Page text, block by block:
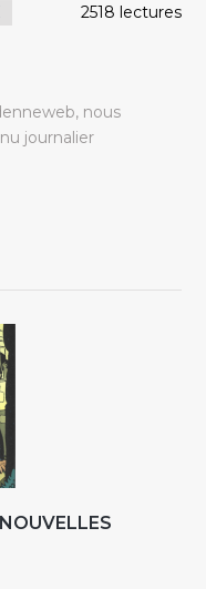
2518 lectures
nous
journalier